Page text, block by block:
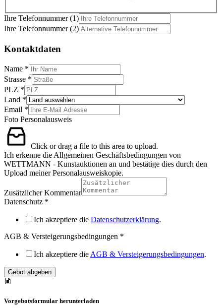
Ihre Telefonnummer (1)
Ihre Telefonnummer (2)
Kontaktdaten
Name *
Strasse *
PLZ *
Land *
Email *
Foto Personalausweis
Click or drag a file to this area to upload.
Ich erkenne die Allgemeinen Geschäftsbedingungen von
WETTMANN - Kunstauktionen an und bestätige dies durch den
Upload meiner Personalausweiskopie.
Zusätzlicher Kommentar
Datenschutz *
Ich akzeptiere die Datenschutzerklärung.
AGB & Versteigerungsbedingungen *
Ich akzeptiere die AGB & Versteigerungsbedingungen.
Gebot abgeben
Vorgebotsformular herunterladen